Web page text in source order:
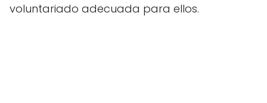
voluntariado adecuada para ellos.